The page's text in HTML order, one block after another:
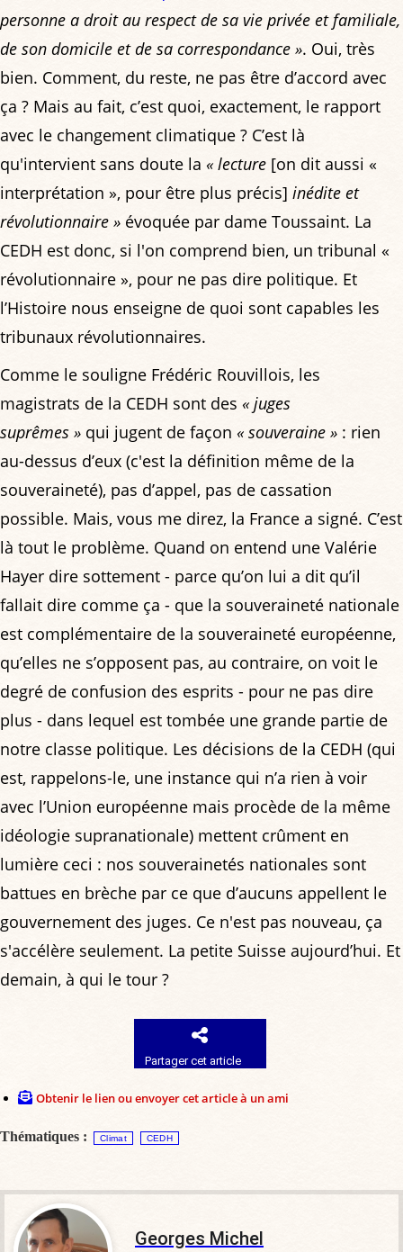
personne a droit au respect de sa vie privée et familiale,
de son domicile et de sa correspondance ». Oui, très
bien. Comment, du reste, ne pas être d’accord avec
ça ? Mais au fait, c’est quoi, exactement, le rapport
avec le changement climatique ? C’est là
qu'intervient sans doute la « lecture [on dit aussi «
interprétation », pour être plus précis] inédite et
révolutionnaire » évoquée par dame Toussaint. La
CEDH est donc, si l'on comprend bien, un tribunal «
révolutionnaire », pour ne pas dire politique. Et
l’Histoire nous enseigne de quoi sont capables les
tribunaux révolutionnaires.
Comme le souligne Frédéric Rouvillois, les
magistrats de la CEDH sont des « juges
suprêmes » qui jugent de façon « souveraine » : rien
au-dessus d’eux (c'est la définition même de la
souveraineté), pas d’appel, pas de cassation
possible. Mais, vous me direz, la France a signé. C’est
là tout le problème. Quand on entend une Valérie
Hayer dire sottement - parce qu’on lui a dit qu’il
fallait dire comme ça - que la souveraineté nationale
est complémentaire de la souveraineté européenne,
qu’elles ne s’opposent pas, au contraire, on voit le
degré de confusion des esprits - pour ne pas dire
plus - dans lequel est tombée une grande partie de
notre classe politique. Les décisions de la CEDH (qui
est, rappelons-le, une instance qui n’a rien à voir
avec l’Union européenne mais procède de la même
idéologie supranationale) mettent crûment en
lumière ceci : nos souverainetés nationales sont
battues en brèche par ce que d’aucuns appellent le
gouvernement des juges. Ce n'est pas nouveau, ça
s'accélère seulement. La petite Suisse aujourd’hui. Et
demain, à qui le tour ?
Partager cet article
Obtenir le lien ou envoyer cet article à un ami
Thématiques : Climat CEDH
Georges Michel